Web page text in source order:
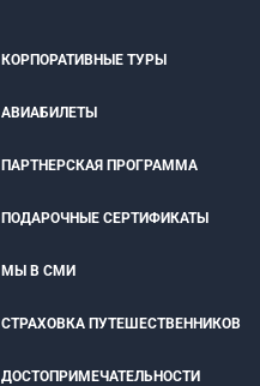
КОРПОРАТИВНЫЕ ТУРЫ
АВИАБИЛЕТЫ
ПАРТНЕРСКАЯ ПРОГРАММА
ПОДАРОЧНЫЕ СЕРТИФИКАТЫ
МЫ В СМИ
СТРАХОВКА ПУТЕШЕСТВЕННИКОВ
ДОСТОПРИМЕЧАТЕЛЬНОСТИ